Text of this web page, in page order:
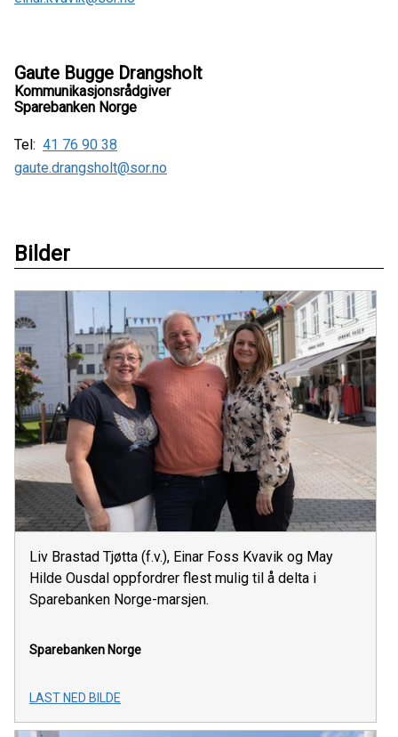
Gaute Bugge Drangsholt
Kommunikasjonsrådgiver
Sparebanken Norge
Tel: 41 76 90 38
gaute.drangsholt@sor.no
Bilder
Liv Brastad Tjøtta (f.v.), Einar Foss Kvavik og May
Hilde Ousdal oppfordrer flest mulig til å delta i
Sparebanken Norge-marsjen.
Sparebanken Norge
LAST NED BILDE